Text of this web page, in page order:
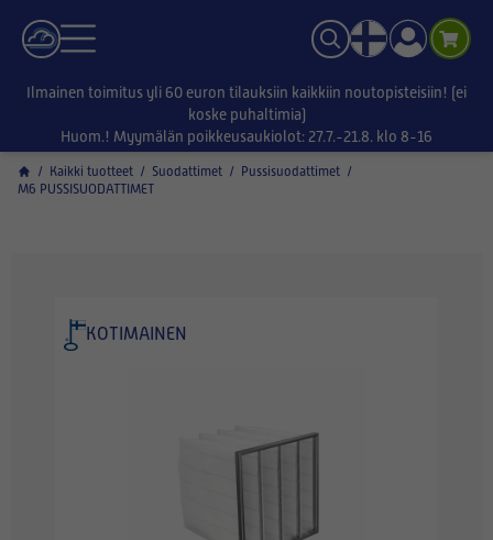
Ilmainen toimitus yli 60 euron tilauksiin kaikkiin noutopisteisiin! (ei
koske puhaltimia)
Huom.! Myymälän poikkeusaukiolot: 27.7.-21.8. klo 8-16
/ Kaikki tuotteet / Suodattimet / Pussisuodattimet /
M6 PUSSISUODATTIMET
KOTIMAINEN